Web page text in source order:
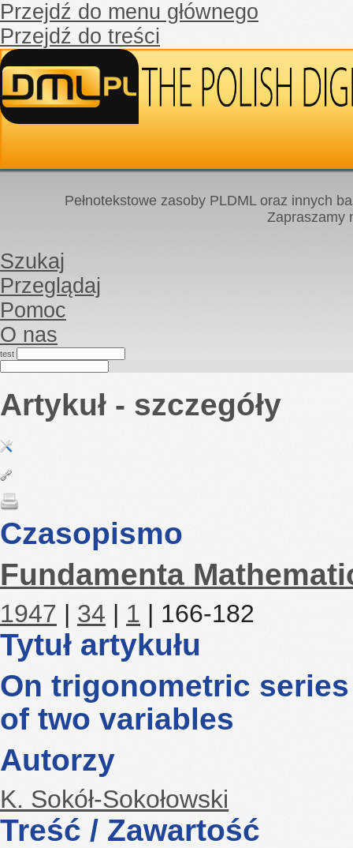
Przejdź do menu głównego
Przejdź do treści
Pełnotekstowe zasoby PLDML oraz innych
Zapraszamy
Szukaj
Przeglądaj
Pomoc
O nas
test
Artykuł - szczegóły
Czasopismo
Fundamenta
1947 | 34 | 1 | 166-182
Tytuł artykułu
On trigonometric
of two variables
Autorzy
K. Sokół-Sokołowski
Treść / Zawartość